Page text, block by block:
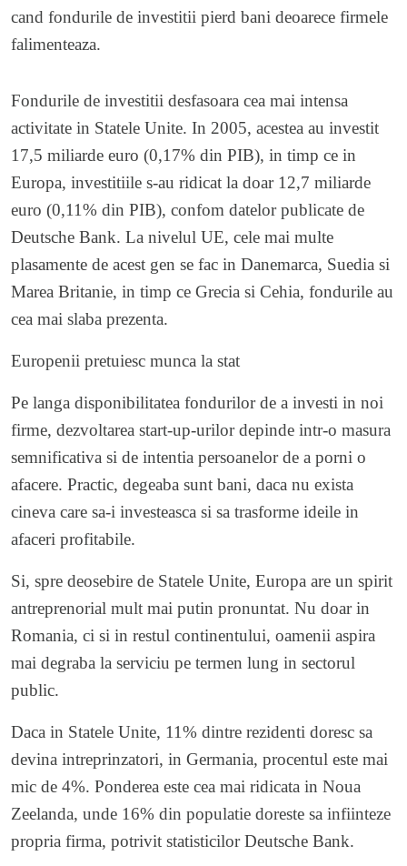
cand fondurile de investitii pierd bani deoarece firmele
falimenteaza.
Fondurile de investitii desfasoara cea mai intensa
activitate in Statele Unite. In 2005, acestea au investit
17,5 miliarde euro (0,17% din PIB), in timp ce in
Europa, investitiile s-au ridicat la doar 12,7 miliarde
euro (0,11% din PIB), confom datelor publicate de
Deutsche Bank. La nivelul UE, cele mai multe
plasamente de acest gen se fac in Danemarca, Suedia si
Marea Britanie, in timp ce Grecia si Cehia, fondurile au
cea mai slaba prezenta.
Europenii pretuiesc munca la stat
Pe langa disponibilitatea fondurilor de a investi in noi
firme, dezvoltarea start-up-urilor depinde intr-o masura
semnificativa si de intentia persoanelor de a porni o
afacere. Practic, degeaba sunt bani, daca nu exista
cineva care sa-i investeasca si sa trasforme ideile in
afaceri profitabile.
Si, spre deosebire de Statele Unite, Europa are un spirit
antreprenorial mult mai putin pronuntat. Nu doar in
Romania, ci si in restul continentului, oamenii aspira
mai degraba la serviciu pe termen lung in sectorul
public.
Daca in Statele Unite, 11% dintre rezidenti doresc sa
devina intreprinzatori, in Germania, procentul este mai
mic de 4%. Ponderea este cea mai ridicata in Noua
Zeelanda, unde 16% din populatie doreste sa infiinteze
propria firma, potrivit statisticilor Deutsche Bank.